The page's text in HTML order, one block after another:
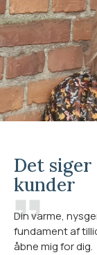
Det
kunder
Din varme,
fundament af
åbne mig for dig.